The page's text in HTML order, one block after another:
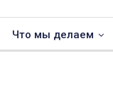
Что мы делаем